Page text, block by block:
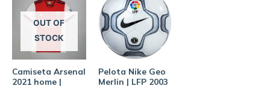
OUT OF
STOCK
Camiseta Arsenal
2021 home |
Pelota Nike Geo
Merlin | LFP 2003